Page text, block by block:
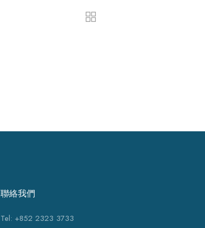
聯絡我們
Tel: +852 2323 3733